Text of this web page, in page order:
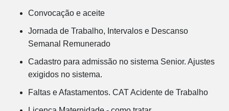
Convocação e aceite
Jornada de Trabalho, Intervalos e Descanso
Semanal Remunerado
Cadastro para admissão no sistema Senior. Ajustes
exigidos no sistema.
Faltas e Afastamentos. CAT Acidente de Trabalho